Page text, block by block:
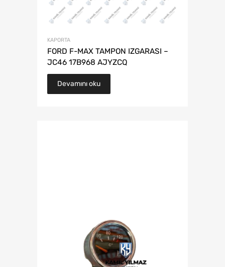
KAPORTA
FORD F-MAX TAMPON IZGARASI –
JC46 17B968 AJYZCQ
Devamını oku